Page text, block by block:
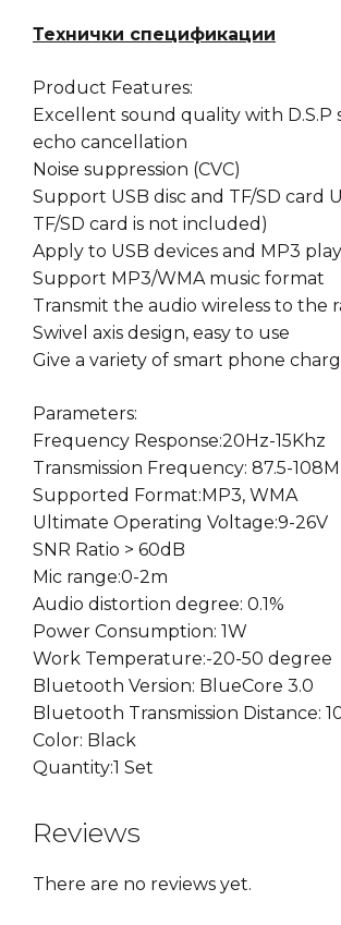
Технички спецификации
Product Features:
Excellent sound quality with D.S.P
echo cancellation
Noise suppression (CVC)
Support USB disc and TF/SD card
TF/SD card is not included)
Apply to USB devices and MP3
Support MP3/WMA music format
Transmit the audio wireless to the
Swivel axis design, easy to use
Give a variety of smart phone
Parameters:
Frequency Response:20Hz-15Khz
Transmission Frequency: 87.5-
Supported Format:MP3, WMA
Ultimate Operating Voltage:9-26V
SNR Ratio > 60dB
Mic range:0-2m
Audio distortion degree: 0.1%
Power Consumption: 1W
Work Temperature:-20-50 degree
Bluetooth Version: BlueCore 3.0
Bluetooth Transmission Distance:
Color: Black
Quantity:1 Set
Reviews
There are no reviews yet.